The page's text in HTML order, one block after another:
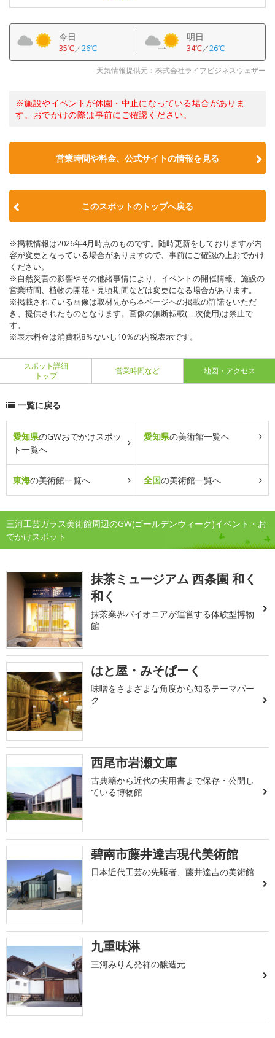
今日
35℃／26℃
明日
34℃／26℃
天気情報提供元：株式会社ライフビジネスウェザー
※施設やイベントが休園・中止になっている場合がありま
す。おでかけの際は事前にご確認ください。
営業時間や料金、公式サイトの情報を見る
このスポットのトップへ戻る
※掲載情報は2026年4月時点のものです。随時更新をしておりますが内
容が変更となっている場合がありますので、事前にご確認の上おでかけ
ください。
※自然災害の影響やその他諸事情により、イベントの開催情報、施設の
営業時間、植物の開花・見頃期間などは変更になる場合があります。
※掲載されている画像は取材先から本ページへの掲載の許諾をいただ
き、提供されたものとなります。画像の無断転載(二次使用)は禁止で
す。
※表示料金は消費税8％ないし10％の内税表示です。
スポット詳細
トップ
営業時間など 地図・アクセス
一覧に戻る
愛知県のGWおでかけスポッ
ト一覧へ
愛知県の美術館一覧へ
東海の美術館一覧へ 全国の美術館一覧へ
三河工芸ガラス美術館周辺のGW(ゴールデンウィーク)イベント・お
でかけスポット
抹茶ミュージアム 西条園 和く
和く
抹茶業界パイオニアが運営する体験型博物
館
はと屋・みそぱーく
味噌をさまざまな角度から知るテーマパー
ク
西尾市岩瀬文庫
古典籍から近代の実用書まで保存・公開し
ている博物館
碧南市藤井達吉現代美術館
日本近代工芸の先駆者、藤井達吉の美術館
九重味淋
三河みりん発祥の醸造元